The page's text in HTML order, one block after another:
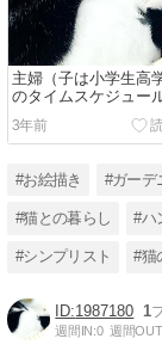
主婦（子は小学生高
のタイムスケジュー
前中）
3年前
#お絵描き #ガーデ
#猫との暮らし #ハ
#シンプリスト #猫
1987180 1
週間IN:0 週間OUT: